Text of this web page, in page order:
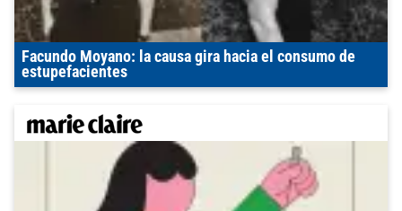
Facundo Moyano: la causa gira hacia el consumo de
estupefacientes